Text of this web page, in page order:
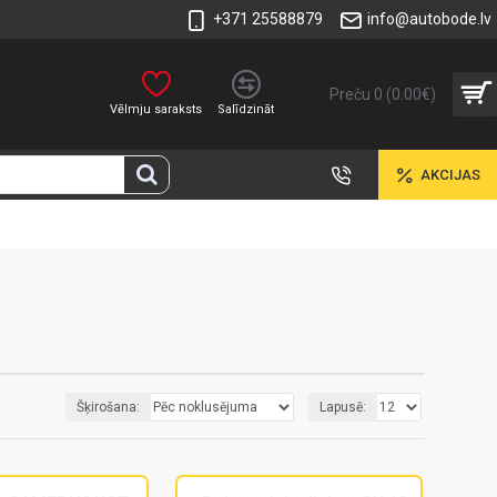
+371 25588879 info@autobode.lv
Vēlmju saraksts Salīdzināt
Preču 0 (0.00€)
AKCIJAS
Šķirošana: Lapusē: